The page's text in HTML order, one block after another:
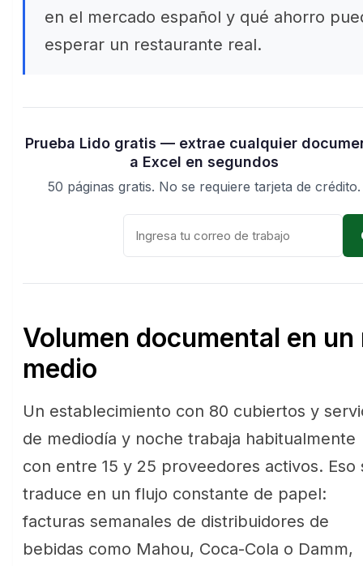
en el mercado español y qué ahorro
esperar un restaurante real.
Prueba Lido gratis — extrae cualquier
a Excel en segundos
50 páginas gratis. No se requiere tarjeta de crédito.
Volumen documental en
medio
Un establecimiento con 80 cubiertos y
de mediodía y noche trabaja habitualmente
con entre 15 y 25 proveedores activos. Eso
traduce en un flujo constante de papel:
facturas semanales de distribuidores de
bebidas como Mahou, Coca-Cola o Damm,